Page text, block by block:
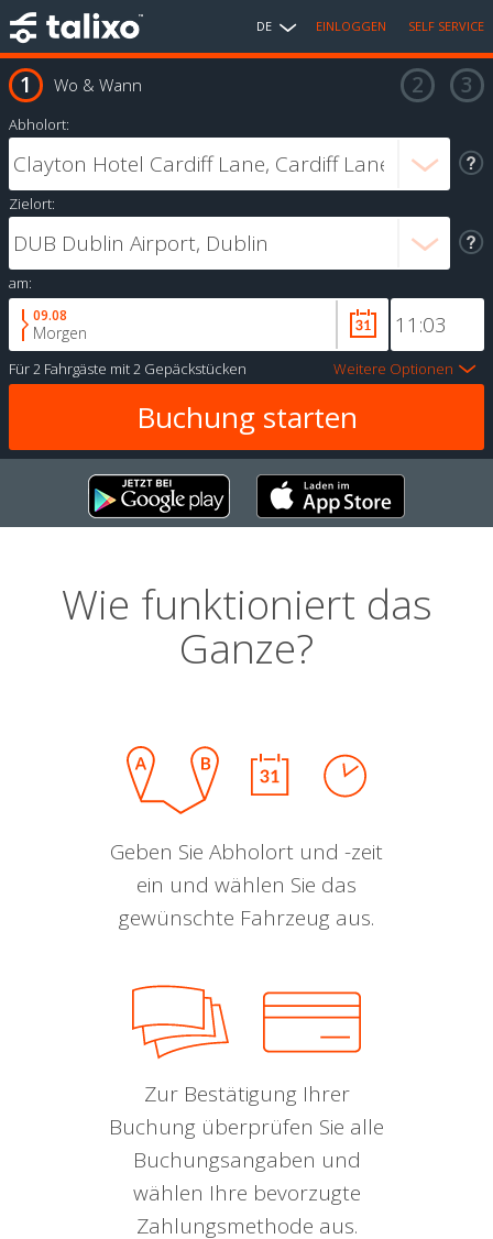
DE EINLOGGEN SELF SERVICE
Wo & Wann
Abholort:
Zielort:
am:
09.08
Morgen
Für2 Fahrgäste mit2 Gepäckstücken Weitere Optionen
Wie funktioniert das
Ganze?
Geben Sie Abholort und -zeit
ein und wählen Sie das
gewünschte Fahrzeug aus.
Zur Bestätigung Ihrer
Buchung überprüfen Sie alle
Buchungsangaben und
wählen Ihre bevorzugte
Zahlungsmethode aus.